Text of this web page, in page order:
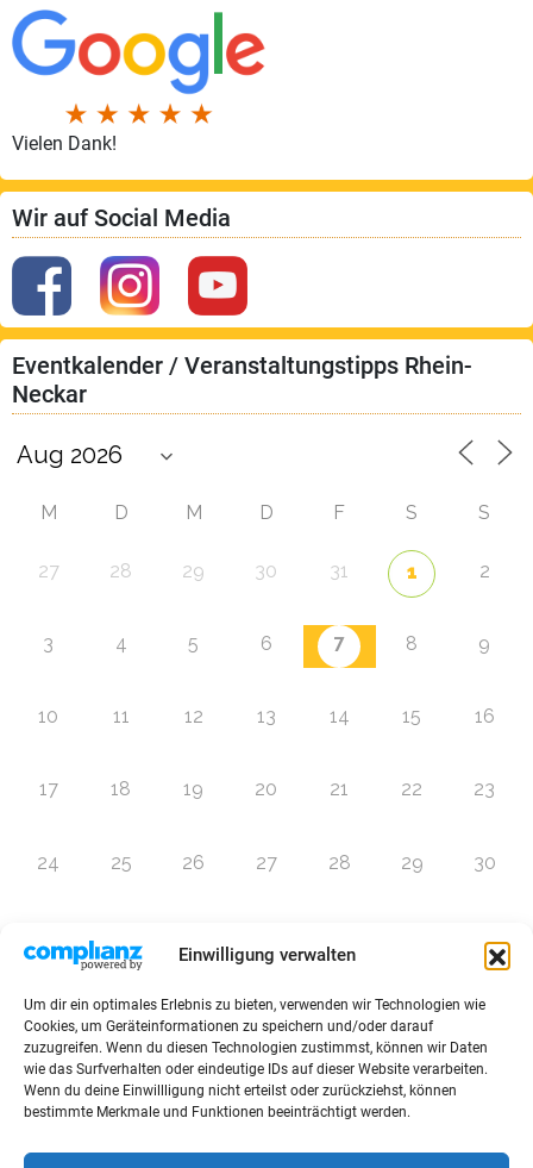
Einwilligung verwalten
Um dir ein optimales Erlebnis zu bieten, verwenden wir Technologien wie
Cookies, um Geräteinformationen zu speichern und/oder darauf
zuzugreifen. Wenn du diesen Technologien zustimmst, können wir Daten
wie das Surfverhalten oder eindeutige IDs auf dieser Website verarbeiten.
Wenn du deine Einwillligung nicht erteilst oder zurückziehst, können
bestimmte Merkmale und Funktionen beeinträchtigt werden.
Vielen Dank!
Wir auf Social Media
Eventkalender / Veranstaltungstipps Rhein-
Neckar
M D M D F S S
27 28 29 30 31 1 2
3 4 5 6 7 8 9
10 11 12 13 14 15 16
17 18 19 20 21 22 23
24 25 26 27 28 29 30
Zur Eventübersicht